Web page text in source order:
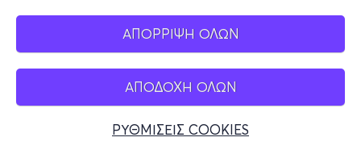
ΑΠΟΡΡΙΨΗ ΟΛΩΝ
ΑΠΟΔΟΧΗ ΟΛΩΝ
ΡΥΘΜΙΣΕΙΣ COOKIES
Τετ, 4/11
19:00